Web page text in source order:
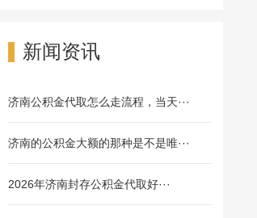
新闻资讯
济南公积金代取怎么走流程，当天···
济南的公积金大额的那种是不是唯···
2026年济南封存公积金代取好···